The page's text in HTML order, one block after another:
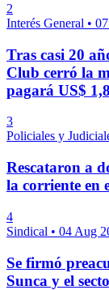
2
Interés General •
Tras casi 20
Club cerró la
pagará US$
3
Policiales y
Rescataron a
la corriente en
4
Sindical • 04 Aug
Se firmó
Sunca y el